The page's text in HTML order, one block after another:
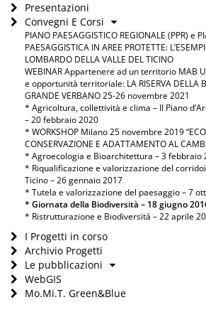
Presentazioni
Convegni E Corsi
PIANO PAESAGGISTICO REGIONALE (PPR) e
PAESAGGISTICA IN AREE PROTETTE:
LOMBARDO DELLA VALLE DEL TICINO
WEBINAR Appartenere ad un territorio MAB
e opportunità territoriale: LA RISERVA DELLA
GRANDE VERBANO 25-26 novembre 2021
* Agricoltura, collettività e clima – Il Piano
– 20 febbraio 2020
* WORKSHOP Milano 25 novembre 2019
CONSERVAZIONE E ADATTAMENTO AL
* Agroecologia e Bioarchitettura – 3 febbraio
* Riqualificazione e valorizzazione del
Ticino – 26 gennaio 2017
* Tutela e valorizzazione del paesaggio – 7
* Giornata della Biodiversità – 18 giugno
* Ristrutturazione e Biodiversità – 22 aprile
I Progetti in corso
Archivio Progetti
Le pubblicazioni
WebGIS
Mo.Mi.T. Green&Blue